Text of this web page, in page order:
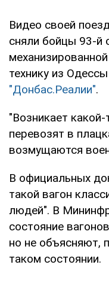
Видео своей
сняли бойцы 93-й
технику из
"Донбас.Реалии".
"Возникает
перевозят в
возмущаются
В официальных
такой вагон
людей". В
состояние
но не объясняют,
таком состоянии.